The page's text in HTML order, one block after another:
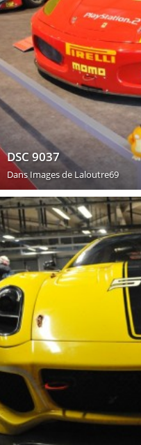
DSC 9037
Dans Images de Laloutre69